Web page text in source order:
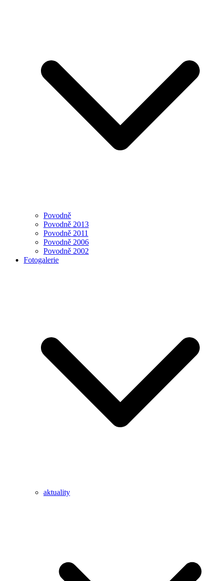
Povodně
Povodně 2013
Povodně 2011
Povodně 2006
Povodně 2002
Fotogalerie
aktuality